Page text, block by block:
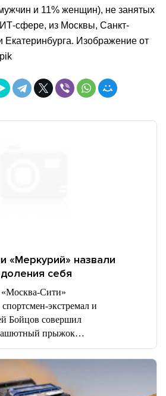
и 11% женщин), не занятых
сфере, из Москвы, Санкт-
Екатеринбурга. Изображение от
«Меркурий» назвали
себя
Сити»
экстремал и
Бойцов совершил
прыжок…